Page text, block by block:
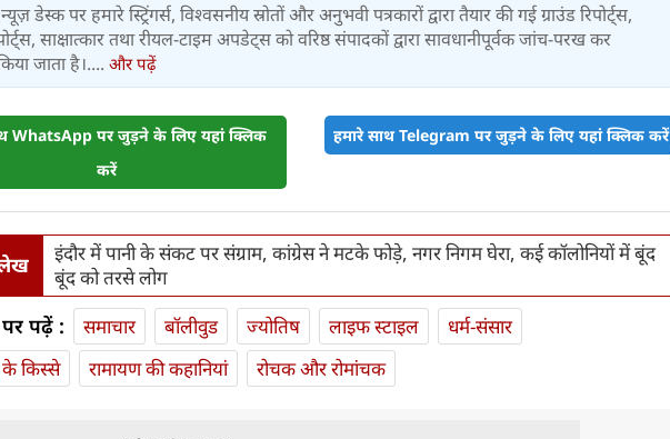
डेस्क पर हमारे स्ट्रिंगर्स, विश्वसनीय स्रोतों और अनुभवी पत्रकारों द्वारा तैयार की गई ग्राउंड रिपोर्ट्स,
साक्षात्कार तथा रीयल-टाइम अपडेट्स को वरिष्ठ संपादकों द्वारा सावधानीपूर्वक जांच-परख कर
जाता है।.... और पढ़ें
WhatsApp पर जुड़ने के लिए यहां क्लिक
करें
हमारे साथ Telegram पर जुड़ने के लिए यहां क्लिक करें
इंदौर में पानी के संकट पर संग्राम, कांग्रेस ने मटके फोड़े, नगर निगम घेरा, कई कॉलोनियों में बूंद
बूंद को तरसे लोग
पढ़ें : समाचार बॉलीवुड ज्योतिष लाइफ स्‍टाइल
धर्म-संसार
के किस्से
रामायण की कहानियां रोचक और रोमांचक